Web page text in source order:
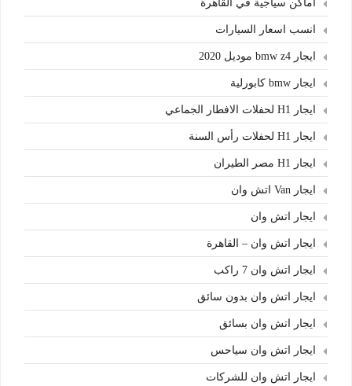
اماكن سياجية في القاهرة
انسب اسعار السيارات
ايجار bmw z4 موديل 2020
ايجار bmw كابورلية
ايجار H1 لحفلات الافطار الجماعي
ايجار H1 لحفلات رأس السنة
ايجار H1 مصر الطيران
ايجار Van اتش وان
ايجار اتش وان
ايجار اتش وان – القاهرة
ايجار اتش وان 7 راكب
ايجار اتش وان بدون سائق
ايجار اتش وان بسائق
ايجار اتش وان سياحس
ايجار اتش وان للشركات